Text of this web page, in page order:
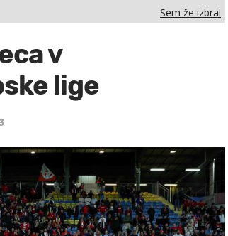
Sem že izbral
v
lige